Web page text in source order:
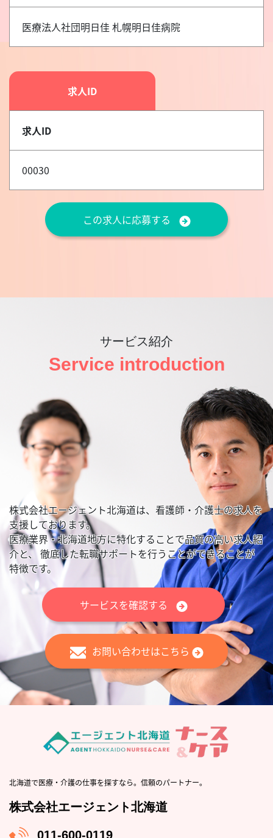
医療法人社団明日佳 札幌明日佳病院
求人ID
求人ID
00030
この求人に応募する
サービス紹介
Service introduction
株式会社エージェント北海道は、看護師・介護士の求人を
支援しております。
医療業界・北海道地方に特化することで品質の高い求人紹
介と、 徹底した転職サポートを行うことができることが
特徴です。
サービスを確認する
お問い合わせはこちら
北海道で医療・介護の仕事を探すなら。信頼のパートナー。
株式会社エージェント北海道
011-600-0119